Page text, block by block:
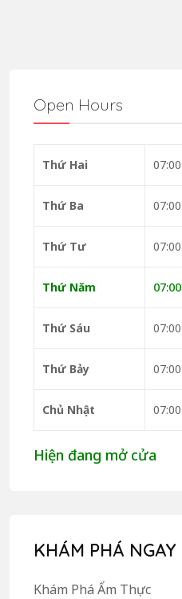
Open Hours
Thứ Hai 07:00
Thứ Ba 07:00
Thứ Tư 07:00
Thứ Năm 07:00
Thứ Sáu 07:00
Thứ Bảy 07:00
Chủ Nhật 07:00
Hiện đang mở cửa
KHÁM PHÁ NGAY
Khám Phá Ẩm Thực